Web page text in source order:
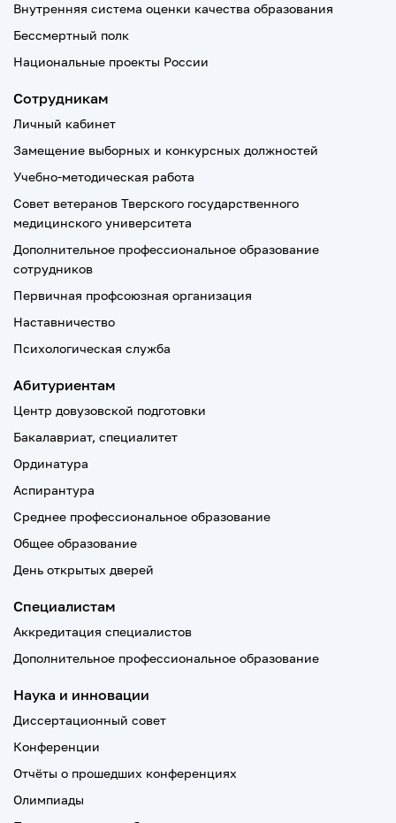
Внутренняя система оценки качества образования
Бессмертный полк
Национальные проекты России
Сотрудникам
Личный кабинет
Замещение выборных и конкурсных должностей
Учебно-методическая работа
Совет ветеранов Тверского государственного
медицинского университета
Дополнительное профессиональное образование
сотрудников
Первичная профсоюзная организация
Наставничество
Психологическая служба
Абитуриентам
Центр довузовской подготовки
Бакалавриат, специалитет
Ординатура
Аспирантура
Среднее профессиональное образование
Общее образование
День открытых дверей
Специалистам
Аккредитация специалистов
Дополнительное профессиональное образование
Наука и инновации
Диссертационный совет
Конференции
Отчёты о прошедших конференциях
Олимпиады